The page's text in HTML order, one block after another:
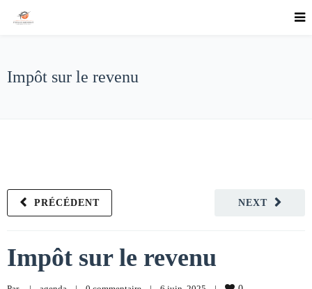
Impôt sur le revenu
NEXT
PRÉCÉDENT
Impôt sur le revenu